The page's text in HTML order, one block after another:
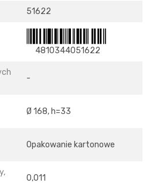
51622
4810344051622
-
Ø 168, h=33
Opakowanie kartonowe
0,011